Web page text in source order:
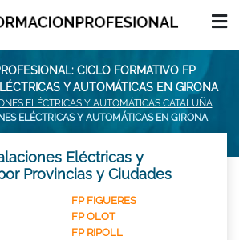
CICLO FORMATIVO FP
Y AUTOMÁTICAS EN GIRONA
ELÉCTRICAS Y AUTOMÁTICAS CATALUÑA
ELÉCTRICAS Y AUTOMÁTICAS EN GIRONA
Eléctricas y
Provincias y Ciudades
FP FIGUERES
FP OLOT
FP RIPOLL